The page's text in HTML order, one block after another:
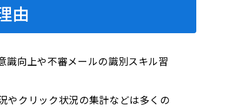
由
向上や不審メールの識別スキル習
やクリック状況の集計などは多くの